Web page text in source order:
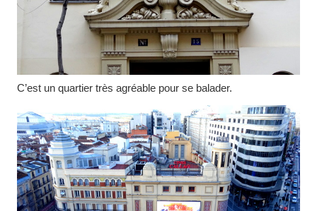
C’est un quartier très agréable pour se balader.